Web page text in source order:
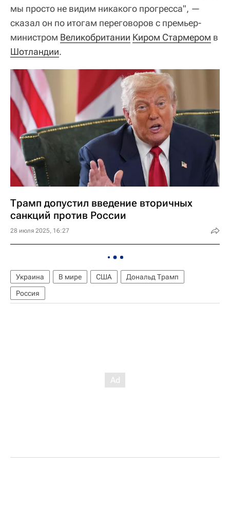
мы просто не видим никакого прогресса", —
сказал он по итогам переговоров с премьер-
министром Великобритании Киром Стармером в
Шотландии.
Трамп допустил введение вторичных
санкций против России
28 июля 2025, 16:27
Украина В мире США
Дональд Трамп
Россия